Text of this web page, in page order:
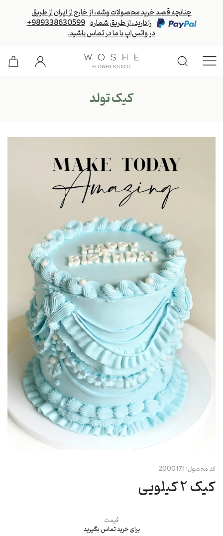
چنانچه قصد خرید محصولات وشه، از خارج از ایران از طریق
را دارید، از طریق شماره +989338630599
در واتس‌اپ با ما در تماس باشید.
کیک تولد
کد محصول:2000171
کیک ۲ کیلویی
قیمت
برای خرید تماس بگیرید